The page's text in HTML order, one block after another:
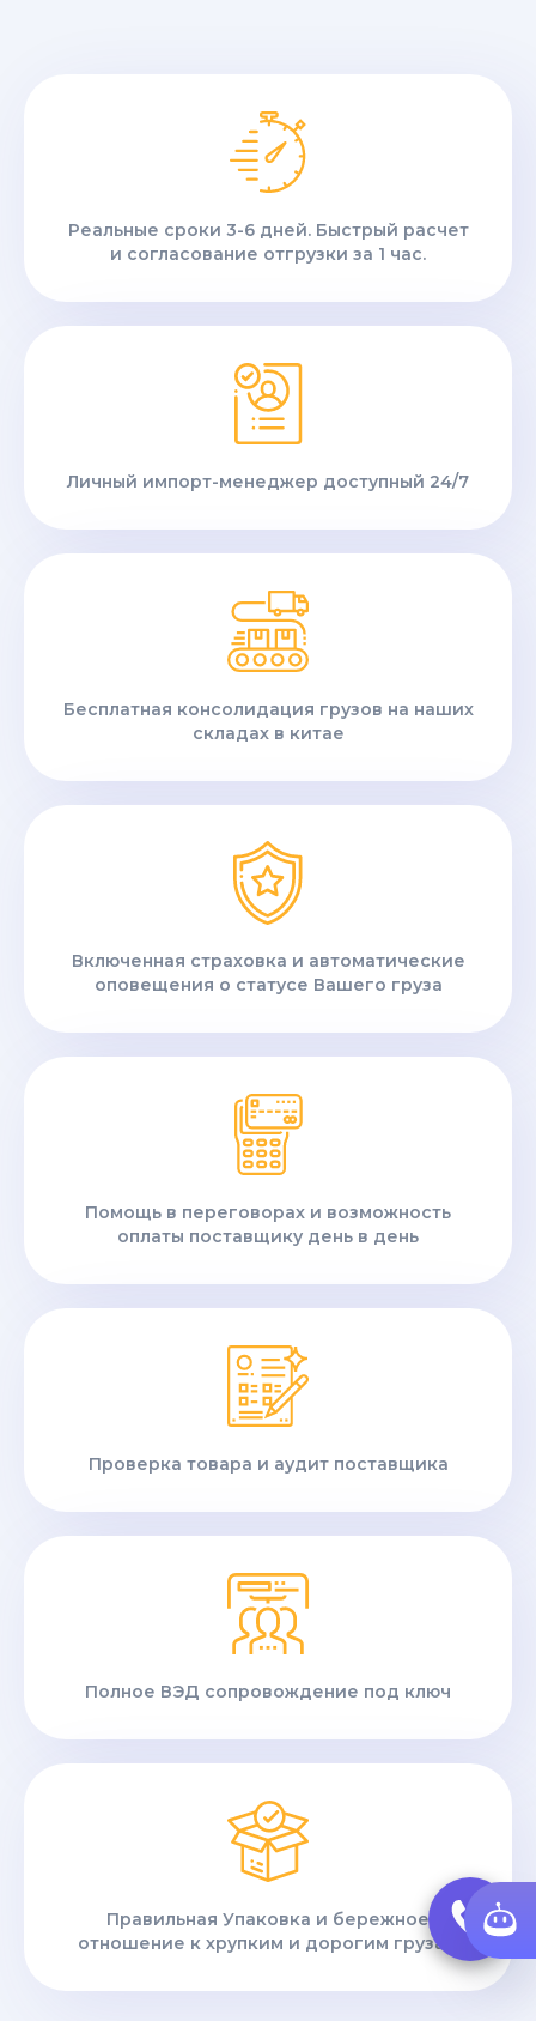
Реальные сроки 3-6 дней. Быстрый расчет
и согласование отгрузки за 1 час.
Личный импорт-менеджер доступный 24/7
Бесплатная консолидация грузов на наших
складах в китае
Включенная страховка и автоматические
оповещения о статусе Вашего груза
Помощь в переговорах и возможность
оплаты поставщику день в день
Проверка товара и аудит поставщика
Полное ВЭД сопровождение под ключ
Правильная Упаковка и бережное
отношение к хрупким и дорогим грузам